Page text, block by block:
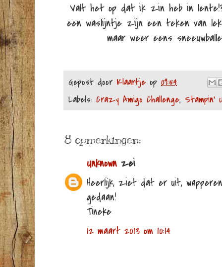
Valt het op dat ik zin heb in lente!?
een waslijntje zijn een teken van
maar weer eens
Gepost door Klaartje op 09:54
Labels: Crazy Amigo Challenge, Stampin'
8 opmerkingen:
Unknown zei
Heerlijk, ziet dat er uit,
gedaan!
Tineke
12 maart 2013 om 10:14